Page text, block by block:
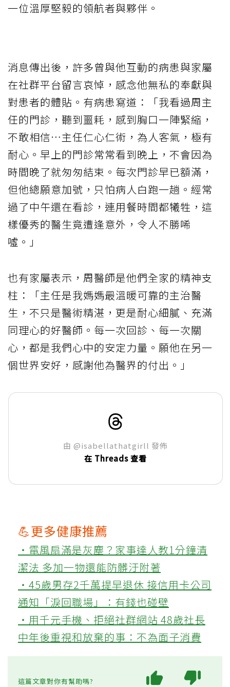
一位溫厚堅毅的領航者與夥伴。
消息傳出後，許多曾與他互動的病患與家屬
在社群平台留言哀悼，感念他無私的奉獻與
對患者的體貼。有病患寫道：「我看過周主
任的門診，聽到噩耗，感到胸口一陣緊縮，
不敢相信⋯主任仁心仁術，為人客氣，極有
耐心。早上的門診常常看到晚上，不會因為
時間晚了就匆匆結束。每次門診早已額滿，
但他總願意加號，只怕病人白跑一趟。經常
過了中午還在看診，連用餐時間都犧牲，這
樣優秀的醫生竟遭逢意外，令人不勝唏
噓。」
也有家屬表示，周醫師是他們全家的精神支
柱：「主任是我媽媽最溫暖可靠的主治醫
生，不只是醫術精湛，更是耐心細膩、充滿
同理心的好醫師。每一次回診、每一次關
心，都是我們心中的安定力量。願他在另一
個世界安好，感謝他為醫界的付出。」
由 @isabellathatgirll 發佈
在 Threads 查看
💪更多健康推薦
‧電風扇滿是灰塵？家事達人教1分鐘清
潔法 多加一物還能防髒汙附著
‧45歲男存2千萬提早退休 接信用卡公司
通知「淚回職場」：有錢也碰壁
‧用千元手機、拒絕社群網站 48歲社長
中年後重視和放棄的事：不為面子消費
這篇文章對你有幫助嗎?